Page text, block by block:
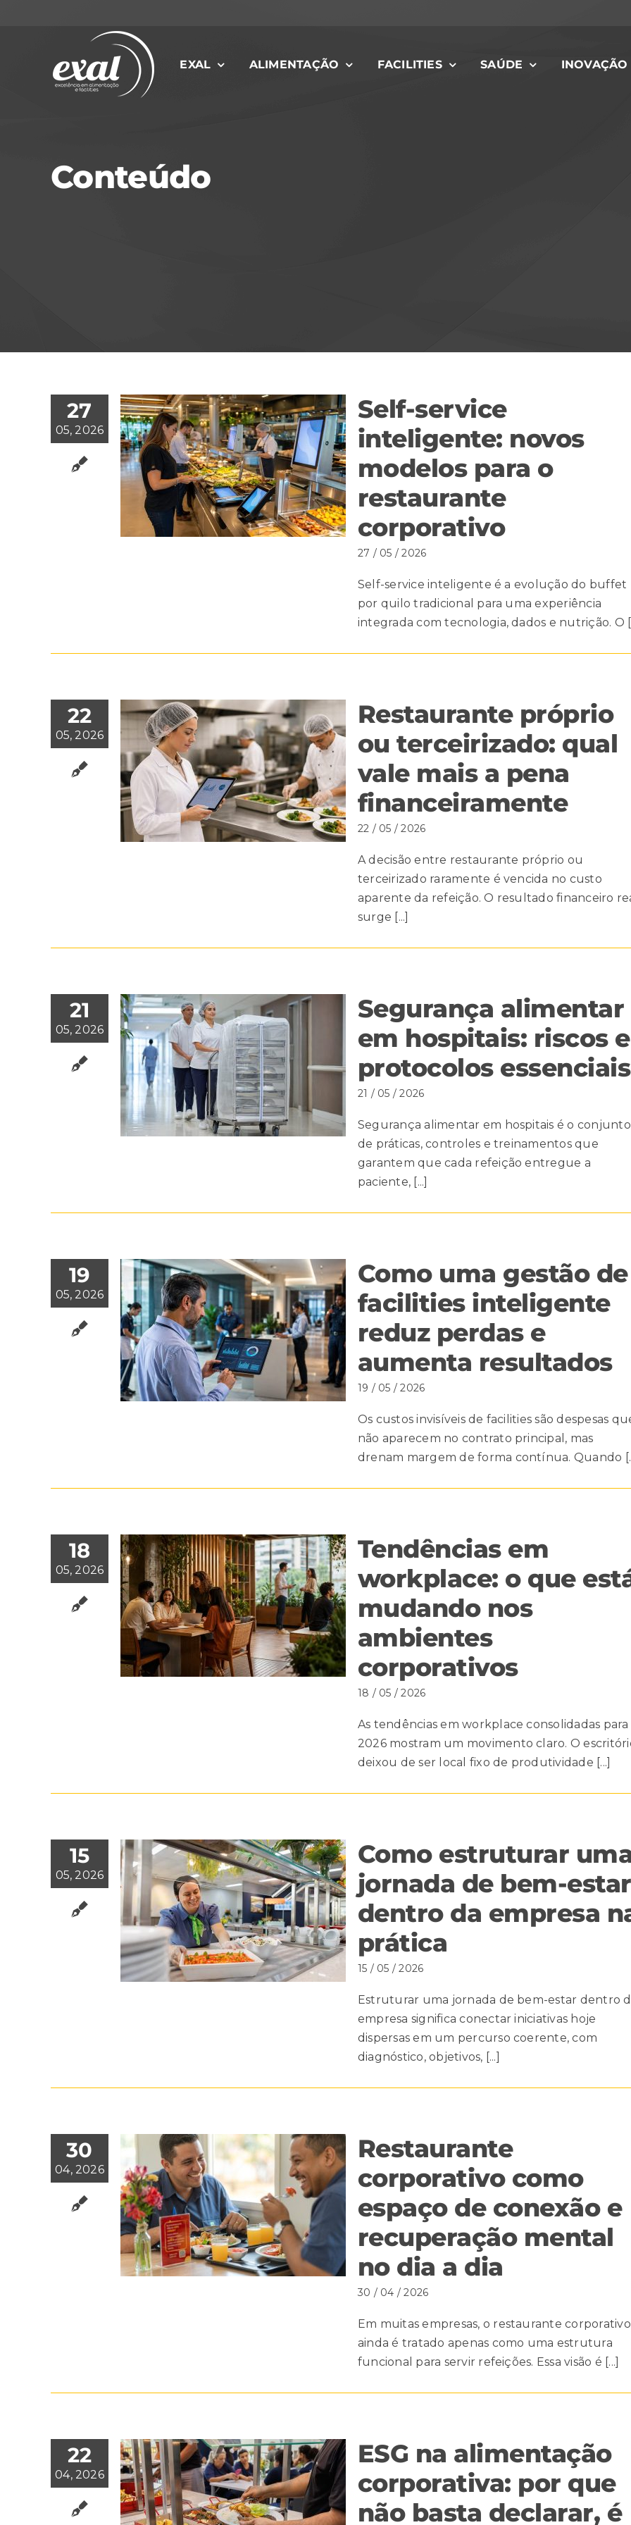
conteúdo
EXAL ALIMENTAÇÃO FACILITIES SAÚDE INOVAÇÃO
Conteúdo
27
05, 2026
Self-service
inteligente: novos
modelos para o
restaurante
corporativo
27 / 05 / 2026
Self-service inteligente é a evolução do buffet
por quilo tradicional para uma experiência
integrada com tecnologia, dados e nutrição. O
22
05, 2026
Restaurante próprio
ou terceirizado: qual
vale mais a pena
financeiramente
22 / 05 / 2026
A decisão entre restaurante próprio ou
terceirizado raramente é vencida no custo
aparente da refeição. O resultado financeiro
surge [...]
21
05, 2026
Segurança alimentar
em hospitais: riscos e
protocolos essenciais
21 / 05 / 2026
Segurança alimentar em hospitais é o conjunto
de práticas, controles e treinamentos que
garantem que cada refeição entregue a
paciente, [...]
19
05, 2026
Como uma gestão de
facilities inteligente
reduz perdas e
aumenta resultados
19 / 05 / 2026
Os custos invisíveis de facilities são despesas
não aparecem no contrato principal, mas
drenam margem de forma contínua. Quando
18
05, 2026
Tendências em
workplace: o que
mudando nos
ambientes
corporativos
18 / 05 / 2026
As tendências em workplace consolidadas para
2026 mostram um movimento claro. O
deixou de ser local fixo de produtividade [...]
15
05, 2026
Como estruturar
jornada de bem-estar
dentro da empresa
prática
15 / 05 / 2026
Estruturar uma jornada de bem-estar dentro
empresa significa conectar iniciativas hoje
dispersas em um percurso coerente, com
diagnóstico, objetivos, [...]
30
04, 2026
Restaurante
corporativo como
espaço de conexão e
recuperação mental
no dia a dia
30 / 04 / 2026
Em muitas empresas, o restaurante corporativo
ainda é tratado apenas como uma estrutura
funcional para servir refeições. Essa visão é [...]
22
04, 2026
ESG na alimentação
corporativa: por que
não basta declarar, é